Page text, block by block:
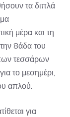
τα διπλά
μέρα και τη
8άδα του
τεσσάρων
το μεσημέρι,
απλού.
για